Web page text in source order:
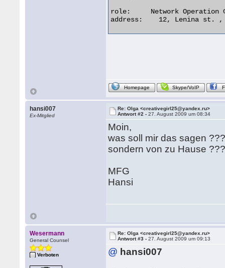
role:     Network Operation
address:    12, Lenina st. ,
Homepage Skype/VoIP
hansi007
Ex-Mitglied
Re: Olga <creativegirl25@yandex.ru>
Antwort #2 -27. August 2009 um 08:34
Moin,
was soll mir das sagen
sondern von zu Hause
MFG
Hansi
Wesermann
General Counsel
Verboten
Re: Olga <creativegirl25@yandex.ru>
Antwort #3 -27. August 2009 um 09:13
@ hansi007